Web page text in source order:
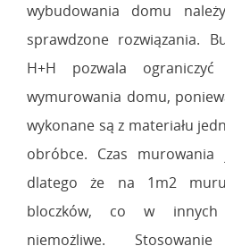
wybudowania domu
sprawdzone rozwiązania.
H+H pozwala
wymurowania domu,
wykonane są z materiału
obróbce. Czas
dlatego że na 1m2
bloczków, co w innych
niemożliwe.